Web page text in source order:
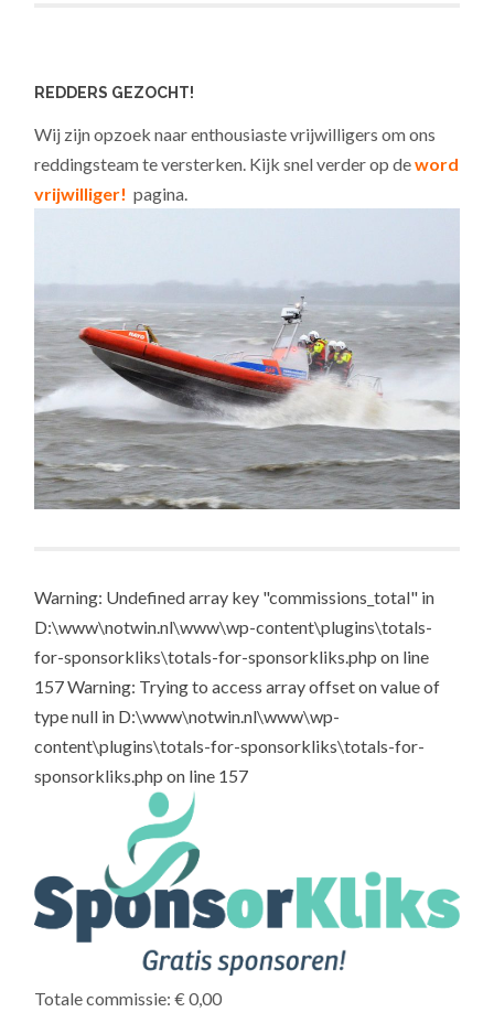
REDDERS GEZOCHT!
Wij zijn opzoek naar enthousiaste vrijwilligers om ons
reddingsteam te versterken. Kijk snel verder op deword
vrijwilliger! pagina.
Warning: Undefined array key "commissions_total" in
D:\www\notwin.nl\www\wp-content\plugins\totals-
for-sponsorkliks\totals-for-sponsorkliks.php on line
157 Warning: Trying to access array offset on value of
type null in D:\www\notwin.nl\www\wp-
content\plugins\totals-for-sponsorkliks\totals-for-
sponsorkliks.php on line 157
Totale commissie: € 0,00